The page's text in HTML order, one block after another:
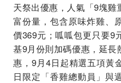
天祭出優惠，人氣「9塊
富份量，包含原味炸雞、
價369元；呱呱包更只要9
基9月份則加碼優惠，延
惠，9月4日起精選五項黃
日限定「香雞總動員」與